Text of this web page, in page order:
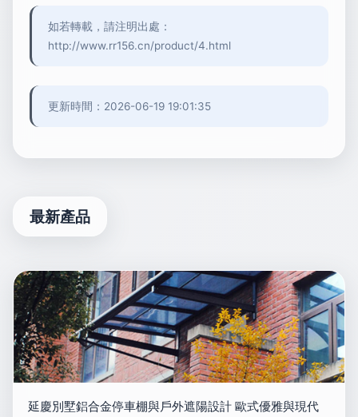
如若轉載，請注明出處：
http://www.rr156.cn/product/4.html
更新時間：2026-06-19 19:01:35
最新產品
延慶別墅鋁合金停車棚與戶外遮陽設計 歐式優雅與現代